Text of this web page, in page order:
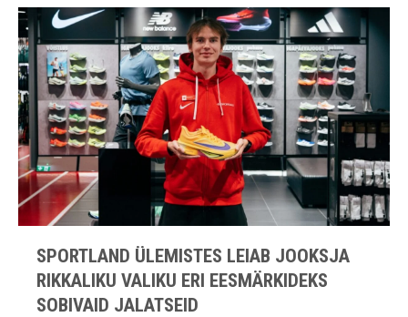
SPORTLAND ÜLEMISTES LEIAB JOOKSJA
RIKKALIKU VALIKU ERI EESMÄRKIDEKS
SOBIVAID JALATSEID